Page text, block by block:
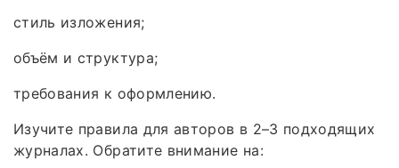
стиль изложения;
объём и структура;
требования к оформлению.
Изучите правила для авторов в 2–3 подходящих
журналах. Обратите внимание на: